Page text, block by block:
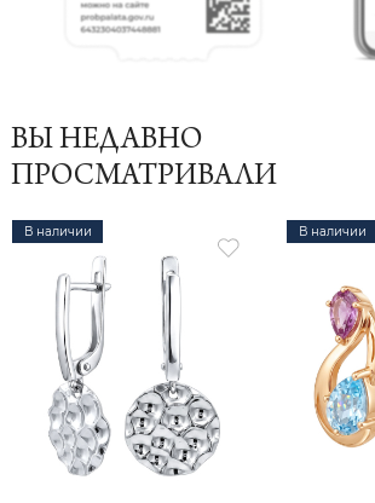
ВЫ НЕДАВНО
ПРОСМАТРИВАЛИ
В наличии В наличии